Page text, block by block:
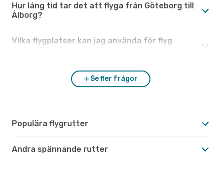
Hur lång tid tar det att flyga från Göteborg till
Ålborg?
Vilka flygplatser kan jag använda för flyg
Se fler frågor
Populära flygrutter
Andra spännande rutter